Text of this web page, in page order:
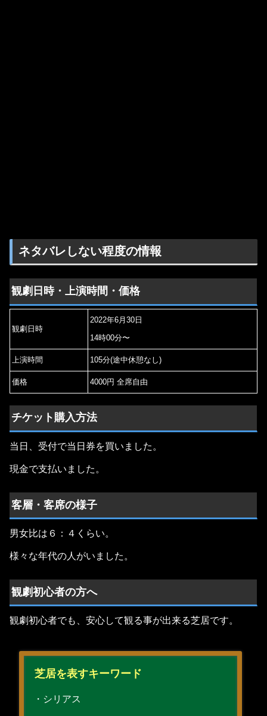
ネタバレしない程度の情報
観劇日時・上演時間・価格
観劇日時
2022年6月30日
14時00分〜
上演時間 105分(途中休憩なし)
価格 4000円 全席自由
チケット購入方法
当日、受付で当日券を買いました。
現金で支払いました。
客層・客席の様子
男女比は６：４くらい。
様々な年代の人がいました。
観劇初心者の方へ
観劇初心者でも、安心して観る事が出来る芝居です。
芝居を表すキーワード
・シリアス